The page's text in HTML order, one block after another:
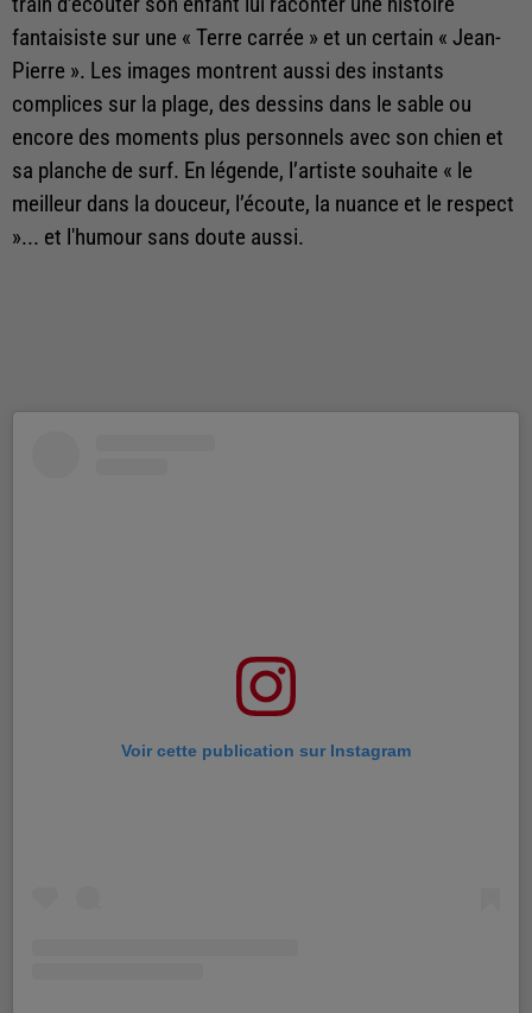
train d’écouter son enfant lui raconter une histoire
fantaisiste sur une « Terre carrée » et un certain « Jean-
Pierre ». Les images montrent aussi des instants
complices sur la plage, des dessins dans le sable ou
encore des moments plus personnels avec son chien et
sa planche de surf. En légende, l’artiste souhaite « le
meilleur dans la douceur, l’écoute, la nuance et le respect
»... et l'humour sans doute aussi.
Voir cette publication sur Instagram